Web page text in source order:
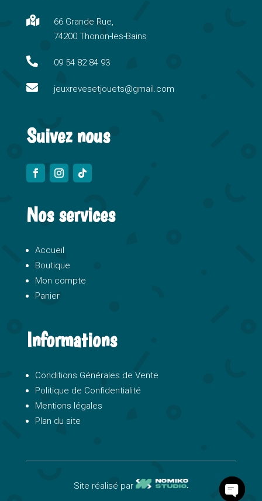
n
a
i
e

66 Grande Rue,
74200 Thonon-les-Bains
 09 54 82 84 93
 jeuxrevesetjouets@gmail.com
Suivez nous
Nos services
Accueil
Boutique
Mon compte
Panier
Informations
Conditions Générales de Vente
Politique de Confidentialité
Mentions légales
Plan du site
Site réalisé par